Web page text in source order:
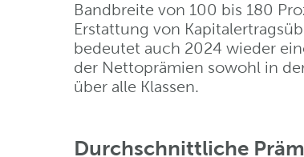
Band­breite von 100 bis 180
Erstattung von
bedeutet auch 2024 wieder
der Nettoprämien sowohl in
über alle Klassen.
Durchschnittliche